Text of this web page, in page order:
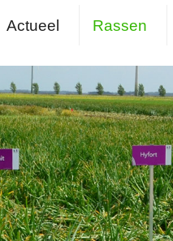
Actueel Rassen